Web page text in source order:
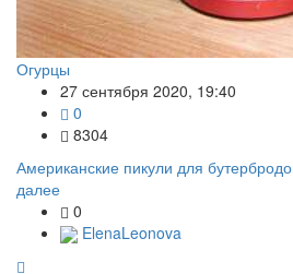
Огурцы
27 сентября 2020, 19:40
0
8304
Американские пикули для
далее
0
ElenaLeonova